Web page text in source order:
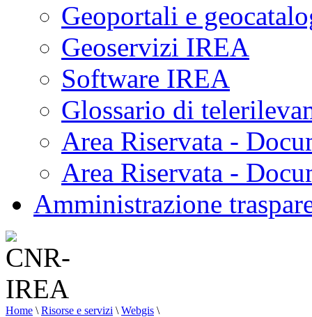
Geoportali e
Geoservizi IREA
Software IREA
Glossario di
Area Riservata -
Area Riservata -
Amministrazione
Home \ Risorse e servizi \ Webgis \